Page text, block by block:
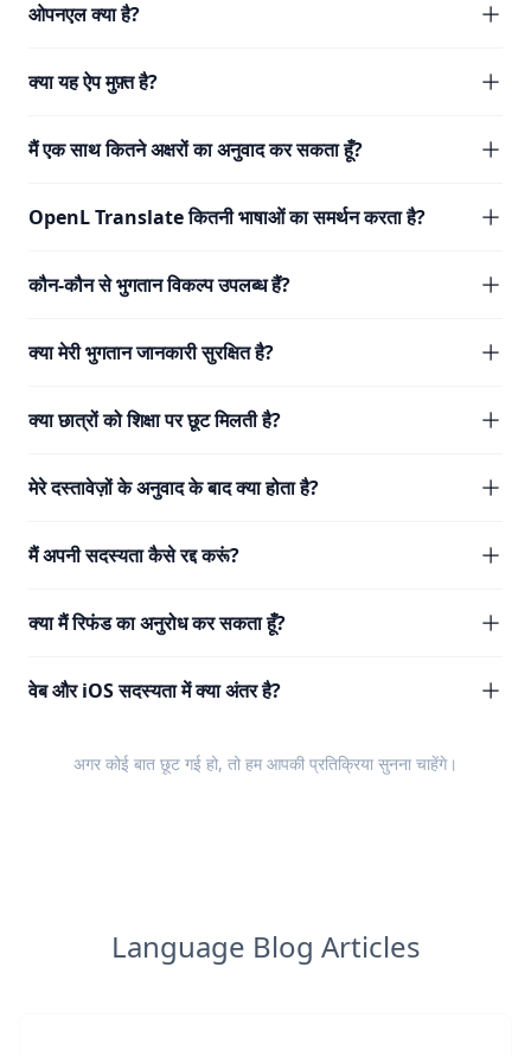
ओपनएल क्या है?
क्या यह ऐप मुफ़्त है?
मैं एक साथ कितने अक्षरों का अनुवाद कर सकता हूँ?
OpenL Translate कितनी भाषाओं का समर्थन करता है?
कौन-कौन से भुगतान विकल्प उपलब्ध हैं?
क्या मेरी भुगतान जानकारी सुरक्षित है?
क्या छात्रों को शिक्षा पर छूट मिलती है?
मेरे दस्तावेज़ों के अनुवाद के बाद क्या होता है?
मैं अपनी सदस्यता कैसे रद्द करूं?
क्या मैं रिफंड का अनुरोध कर सकता हूँ?
वेब और iOS सदस्यता में क्या अंतर है?
अगर कोई बात छूट गई हो, तो हम आपकी प्रतिक्रिया सुनना चाहेंगे।
Language Blog Articles